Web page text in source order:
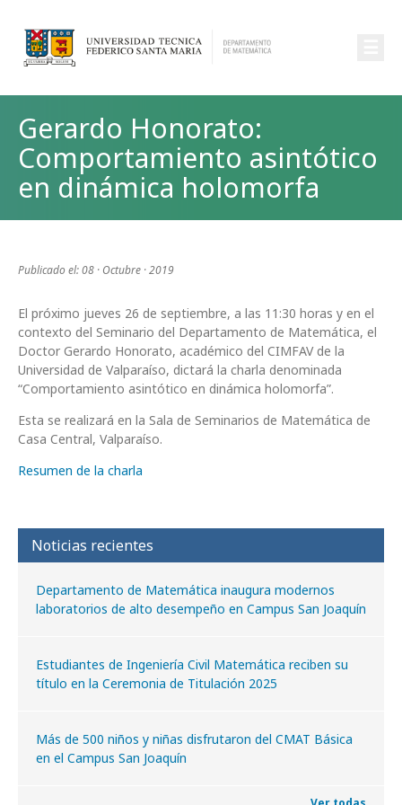
Gerardo Honorato:
Comportamiento asintótico
en dinámica holomorfa
Publicado el: 08 · Octubre · 2019
El próximo jueves 26 de septiembre, a las 11:30 horas y en el
contexto del Seminario del Departamento de Matemática, el
Doctor Gerardo Honorato, académico del CIMFAV de la
Universidad de Valparaíso, dictará la charla denominada
“Comportamiento asintótico en dinámica holomorfa”.
Esta se realizará en la Sala de Seminarios de Matemática de
Casa Central, Valparaíso.
Resumen de la charla
Noticias recientes
Departamento de Matemática inaugura modernos
laboratorios de alto desempeño en Campus San Joaquín
Estudiantes de Ingeniería Civil Matemática reciben su
título en la Ceremonia de Titulación 2025
Más de 500 niños y niñas disfrutaron del CMAT Básica
en el Campus San Joaquín